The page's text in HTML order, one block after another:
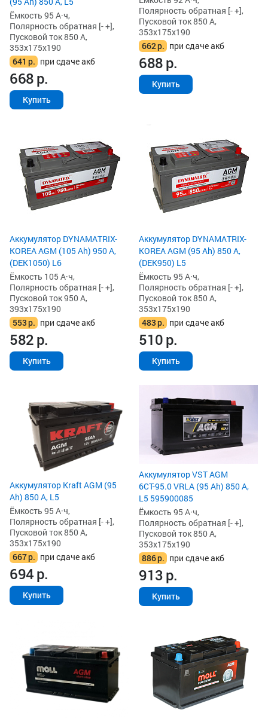
Ёмкость 95 А·ч,
Полярность обратная [- +],
Пусковой ток 850 А,
353x175x190
641 р. при сдаче акб
668р.
Купить
Полярность обратная [- +],
Пусковой ток 850 А,
353x175x190
662р. при сдаче акб
688р.
Купить
Аккумулятор DYNAMATRIX-
KOREA AGM (105 Ah) 950 А,
(DEK1050) L6
Ёмкость 105 А·ч,
Полярность обратная [- +],
Пусковой ток 950 А,
393x175x190
553р. при сдаче акб
582р.
Купить
Аккумулятор DYNAMATRIX-
KOREA AGM (95 Ah) 850 А,
(DEK950) L5
Ёмкость 95 А·ч,
Полярность обратная [- +],
Пусковой ток 850 А,
353x175x190
483р. при сдаче акб
510р.
Купить
Аккумулятор Kraft AGM (95
Ah) 850 А, L5
Ёмкость 95 А·ч,
Полярность обратная [- +],
Пусковой ток 850 А,
353x175x190
667р. при сдаче акб
694р.
Купить
Аккумулятор VST AGM
6СТ-95.0 VRLA (95 Ah) 850 А,
L5 595900085
Ёмкость 95 А·ч,
Полярность обратная [- +],
Пусковой ток 850 А,
353x175x190
886р. при сдаче акб
913р.
Купить